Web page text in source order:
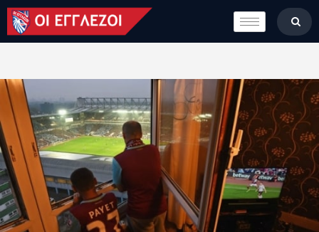
LONDON CALLING
ΚΑΤΗΓΟΡΙΕΣ
ΟΜΑΔΕΣ
ΠΟΙΟΙ ΕΙΜΑΣΤΕ